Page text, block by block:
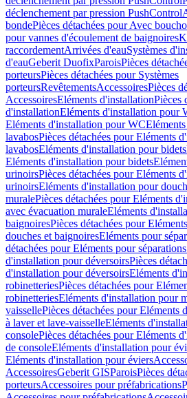
déclenchement par pression PushControl
bondePièces détachées pour Avec
pour vannes d'écoulement de baignoires
raccordementArrivées d'eauSystèmes
d'eauGeberit DuofixParoisPièces
porteursPièces détachées pour Systèmes
porteursRevêtementsAccessoiresPièces
AccessoiresEléments d'installationPièces
d'installationEléments d'installation pour
Eléments d'installation pour WC
lavabosPièces détachées pour Eléments
lavabosEléments d'installation pour bidets
Eléments d'installation pour bidets
urinoirsPièces détachées pour Eléments
urinoirsEléments d'installation pour
muralePièces détachées pour Eléments
avec évacuation muraleEléments
baignoiresPièces détachées pour
douches et baignoiresEléments pour
détachées pour Eléments pour
d'installation pour déversoirsPièces
d'installation pour déversoirsEléments
robinetteriesPièces détachées pour
robinetteriesEléments d'installation pour
vaissellePièces détachées pour Eléments
à laver et lave-vaisselleEléments
consolePièces détachées pour Eléments
de consoleEléments d'installation pour
Eléments d'installation pour éviers
AccessoiresGeberit GISParoisPièces
porteursAccessoires pour préfabrications